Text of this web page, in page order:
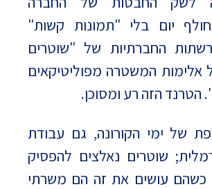
יום בלי "תמונות קשות"
החברתיות של "שוטרים
אלימות המשטרה מפוליטיקאים
הזה רע ומסוכן.
של ימי הקורונה, גם עבודת
שוטרים נאלצים להפסיק
כשהם עושים את זה הם משרתי